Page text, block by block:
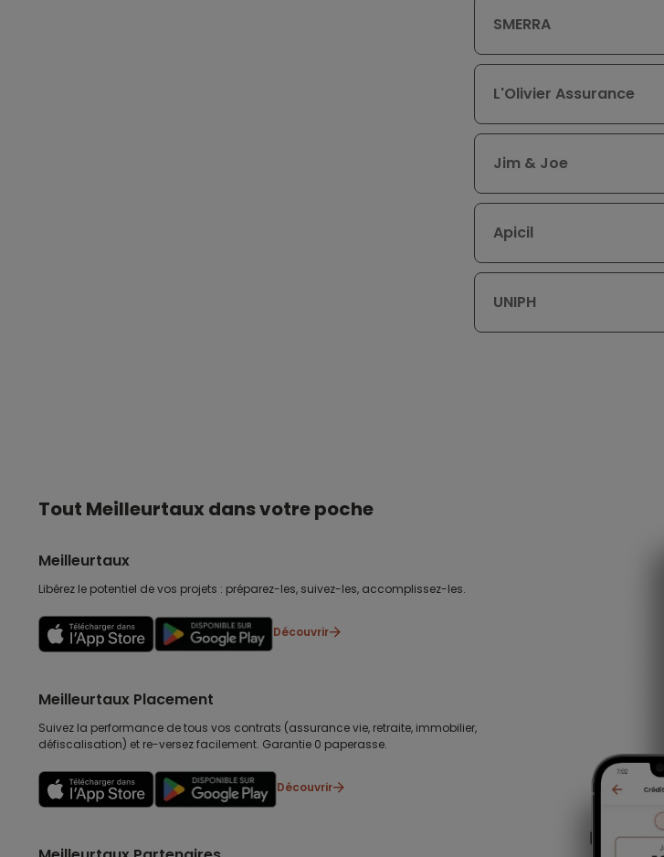
SMERRA
L'Olivier Assurance
Jim & Joe
Apicil
UNIPH
Tout Meilleurtaux dans votre poche
Meilleurtaux
Libérez le potentiel de vos projets : préparez-les, suivez-les, accomplissez-les.
Découvrir
Meilleurtaux Placement
Suivez la performance de tous vos contrats (assurance vie, retraite, immobilier,
défiscalisation) et re-versez facilement. Garantie 0 paperasse.
Découvrir